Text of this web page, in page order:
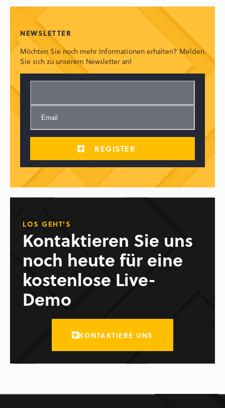
NEWSLETTER
Möchten Sie noch mehr Informationen erhalten? Melden
Sie sich zu unserem Newsletter an!
LOS GEHT'S
Kontaktieren Sie uns
noch heute für eine
kostenlose Live-
Demo
KONTAKTIERE UNS